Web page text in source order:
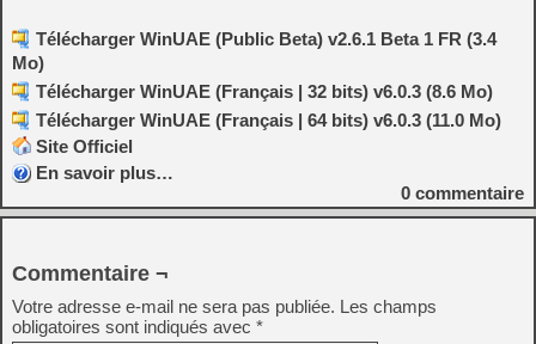
Télécharger WinUAE (Public Beta) v2.6.1 Beta 1 FR (3.4
Mo)
Télécharger WinUAE (Français | 32 bits) v6.0.3 (8.6 Mo)
Télécharger WinUAE (Français | 64 bits) v6.0.3 (11.0 Mo)
Site Officiel
En savoir plus…
0 commentaire
Commentaire ¬
Votre adresse e-mail ne sera pas publiée. Les champs
obligatoires sont indiqués avec *